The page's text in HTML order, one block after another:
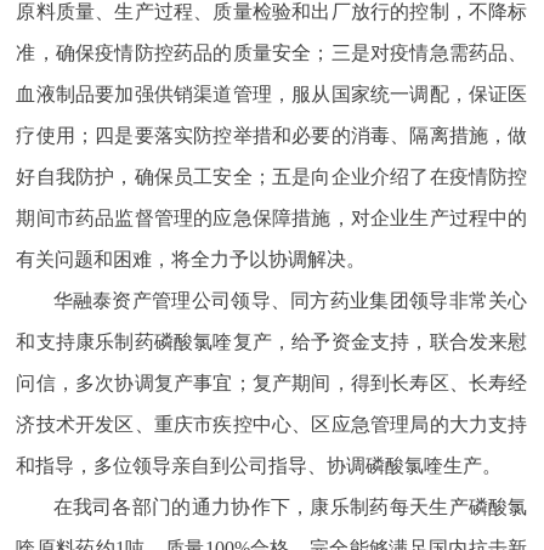
原料质量、生产过程、质量检验和出厂放行的控制，不降标
准，确保疫情防控药品的质量安全；三是对疫情急需药品、
血液制品要加强供销渠道管理，服从国家统一调配，保证医
疗使用；四是要落实防控举措和必要的消毒、隔离措施，做
好自我防护，确保员工安全；五是向企业介绍了在疫情防控
期间市药品监督管理的应急保障措施，对企业生产过程中的
有关问题和困难，将全力予以协调解决。
华融泰资产管理公司领导、同方药业集团领导非常关心
和支持康乐制药磷酸氯喹复产，给予资金支持，联合发来慰
问信，多次协调复产事宜；复产期间，得到长寿区、长寿经
济技术开发区、重庆市疾控中心、区应急管理局的大力支持
和指导，多位领导亲自到公司指导、协调磷酸氯喹生产。
在我司各部门的通力协作下，康乐制药每天生产磷酸氯